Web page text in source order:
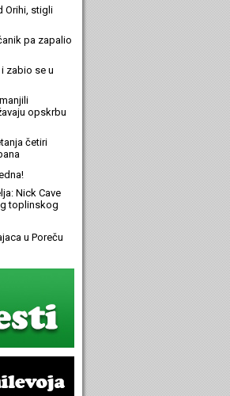
Orihi, stigli
pa zapalio
zabio se u
opskrbu
četiri
Nick Cave
toplinskog
u Poreču